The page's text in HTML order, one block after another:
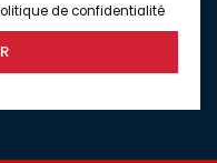
de confidentialité